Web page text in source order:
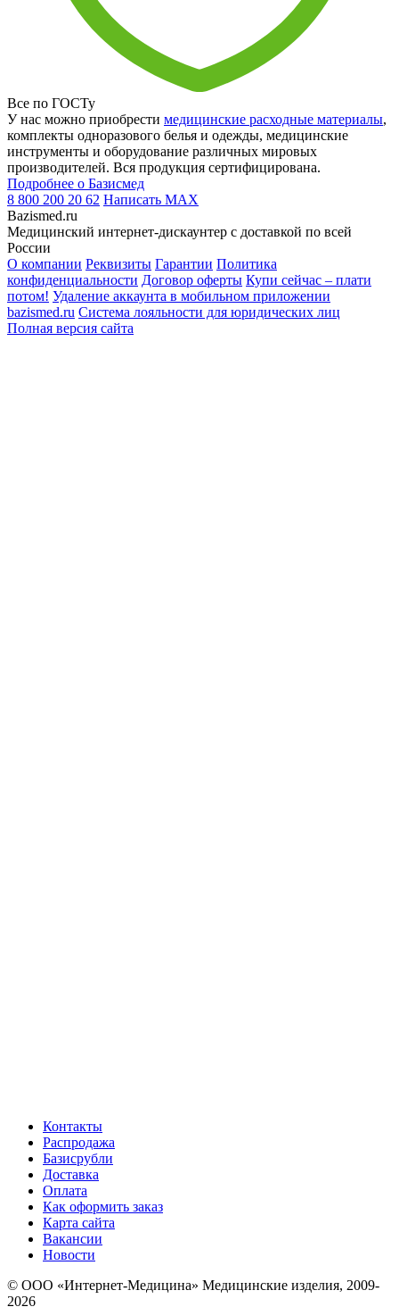
Все по ГОСТу
У нас можно приобрести медицинские расходные материалы,
комплекты одноразового белья и одежды, медицинские
инструменты и оборудование различных мировых
производителей. Вся продукция сертифицирована.
Подробнее о Базисмед
8 800 200 20 62 Написать MAX
Bazismed.ru
Медицинский интернет-дискаунтер с доставкой по всей
России
О компании Реквизиты Гарантии Политика
конфиденциальности Договор оферты Купи сейчас – плати
потом! Удаление аккаунта в мобильном приложении
bazismed.ru Система лояльности для юридических лиц
Полная версия сайта
Контакты
Распродажа
Базисрубли
Доставка
Оплата
Как оформить заказ
Карта сайта
Вакансии
Новости
© ООО «Интернет-Медицина» Медицинские изделия, 2009-
2026